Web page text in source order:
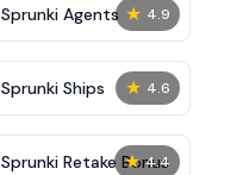
★ 4.9
Sprunki Agents
★ 4.6
Sprunki Ships
★ 4.4
Sprunki Retake Bonus